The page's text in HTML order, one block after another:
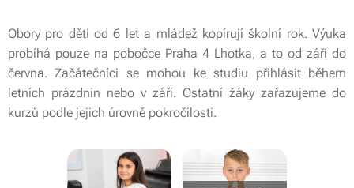
Obory pro děti od 6 let a mládež kopírují školní rok. Výuka
probíhá pouze na pobočce Praha 4 Lhotka, a to od září do
června. Začátečníci se mohou ke studiu přihlásit během
letních prázdnin nebo v září. Ostatní žáky zařazujeme do
kurzů podle jejich úrovně pokročilosti.